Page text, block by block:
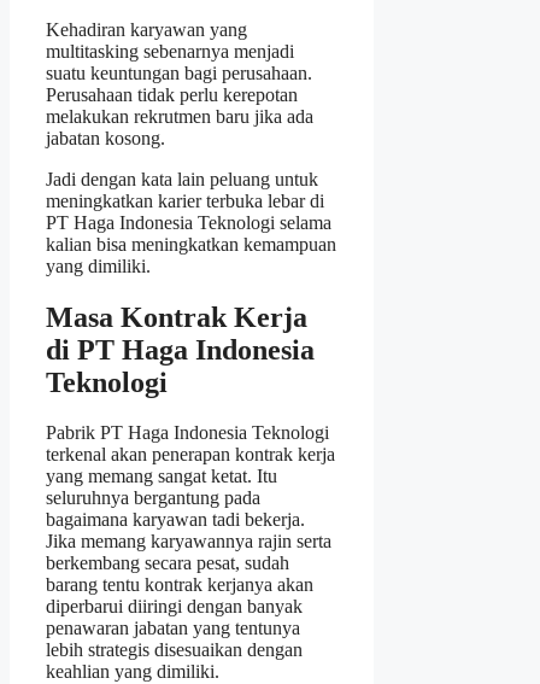
Kehadiran karyawan yang
multitasking sebenarnya menjadi
suatu keuntungan bagi perusahaan.
Perusahaan tidak perlu kerepotan
melakukan rekrutmen baru jika ada
jabatan kosong.
Jadi dengan kata lain peluang untuk
meningkatkan karier terbuka lebar di
PT Haga Indonesia Teknologi selama
kalian bisa meningkatkan kemampuan
yang dimiliki.
Masa Kontrak Kerja
di PT Haga Indonesia
Teknologi
Pabrik PT Haga Indonesia Teknologi
terkenal akan penerapan kontrak kerja
yang memang sangat ketat. Itu
seluruhnya bergantung pada
bagaimana karyawan tadi bekerja.
Jika memang karyawannya rajin serta
berkembang secara pesat, sudah
barang tentu kontrak kerjanya akan
diperbarui diiringi dengan banyak
penawaran jabatan yang tentunya
lebih strategis disesuaikan dengan
keahlian yang dimiliki.